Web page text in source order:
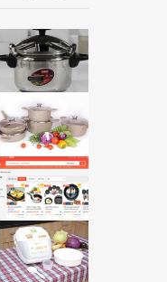
tốt cho sức
phẩm